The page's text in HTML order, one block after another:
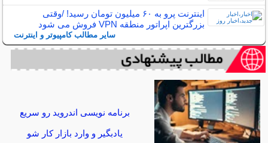
اینترنت‌ پرو به ۶۰ میلیون تومان رسید! /وقتی
بزرگترین اپراتور منطقه VPN فروش می شود
سایر مطالب کامپیوتر و اینترنت
برنامه نویسی اندروید رو سریع
یادبگیر و وارد بازار کار شو